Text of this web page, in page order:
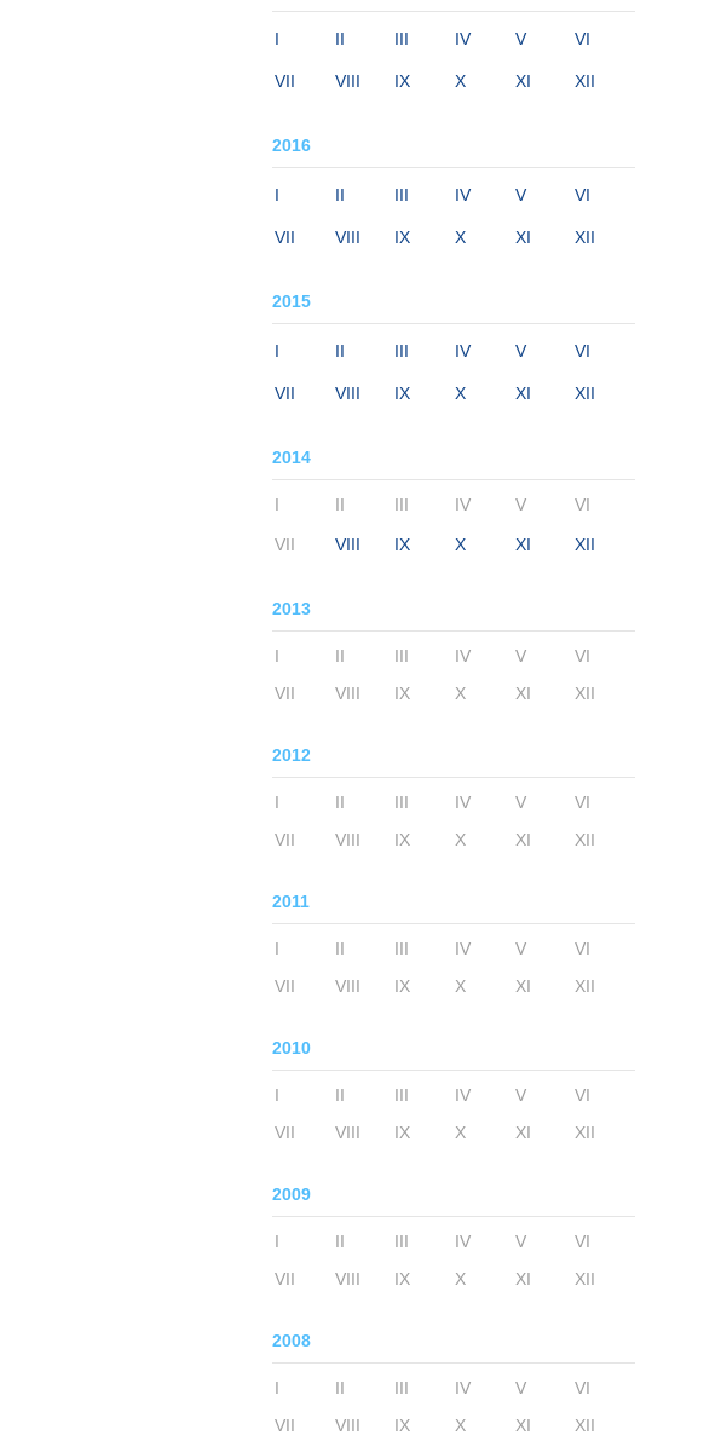
I II III IV V VI
VII VIII IX X XI XII
2016
I II III IV V VI
VII VIII IX X XI XII
2015
I II III IV V VI
VII VIII IX X XI XII
2014
I II III IV V VI
VII VIII IX X XI XII
2013
I II III IV V
VI
VII
VIII IX X XI XII
2012
I II III IV V
VI
VII
VIII IX X XI XII
2011
I II III IV V
VI
VII
VIII IX X XI XII
2010
I II III IV V
VI
VII
VIII IX X XI XII
2009
I II III IV V
VI
VII
VIII IX X XI XII
2008
I II III IV V
VI
VII
VIII IX X XI XII